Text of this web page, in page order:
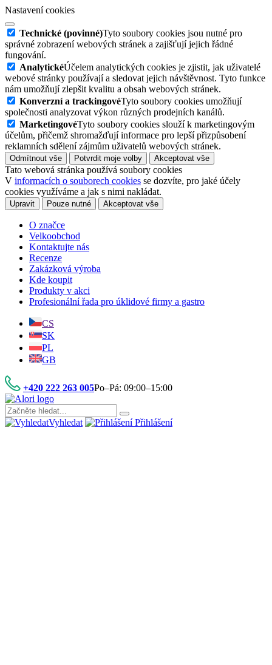
Nastavení cookies
Technické (povinné)Tyto soubory cookies jsou nutné pro
správné zobrazení webových stránek a zajišťují jejich řádné
fungování.
AnalytickéÚčelem analytických cookies je zjistit, jak uživatelé
webové stránky používají a sledovat jejich návštěvnost. Tyto funkce
nám umožňují zlepšit kvalitu a obsah webových stránek.
Konverzní a trackingovéTyto soubory cookies umožňují
společnosti analyzovat výkon různých prodejních kanálů.
MarketingovéTyto soubory cookies slouží k marketingovým
účelům, přičemž shromažďují informace pro lepší přizpůsobení
reklamních sdělení zájmům uživatelů webových stránek.
Odmítnout vše Potvrdit moje volby Akceptovat vše
Tato webová stránka používá soubory cookies
V informacích o souborech cookies se dozvíte, pro jaké účely
cookies využíváme a jak s nimi nakládat.
Upravit Pouze nutné Akceptovat vše
O značce
Velkoobchod
Kontaktujte nás
Recenze
Zakázková výroba
Kde koupit
Produkty v akci
Profesionální řada pro úklidové firmy a gastro
CS
SK
PL
GB
+420 222 263 005Po–Pá: 09:00–15:00
Vyhledat Přihlášení